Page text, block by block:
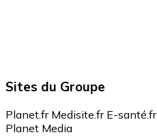
Sites du Groupe
Planet.fr Medisite.fr E-santé.fr
Planet Media